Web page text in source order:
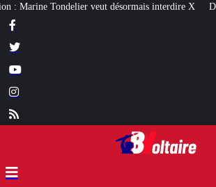
interdire X Des flammes au gibet : quatre